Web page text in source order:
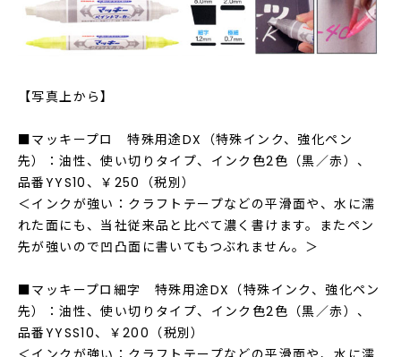
【写真上から】
■マッキープロ 特殊用途DX（特殊インク、強化ペン
先）：油性、使い切りタイプ、インク色2色（黒／赤）、
品番YYS10、￥250（税別）
＜インクが強い：クラフトテープなどの平滑面や、水に濡
れた面にも、当社従来品と比べて濃く書けます。またペン
先が強いので凹凸面に書いてもつぶれません。＞
■マッキープロ細字 特殊用途DX（特殊インク、強化ペン
先）：油性、使い切りタイプ、インク色2色（黒／赤）、
品番YYSS10、￥200（税別）